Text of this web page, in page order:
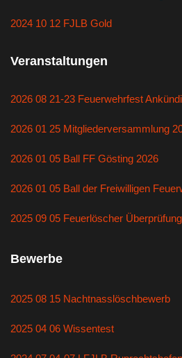
2024 10 12 FJLB Gold
Veranstaltungen
2026 08 21-23 Feuerwehrfest
2026 01 25 Mitgliederversammlung
2026 01 05 Ball FF Gösting 2026
2026 01 05 Ball der Freiwilligen
2025 09 05 Feuerlöscher
Bewerbe
2025 08 15 Nachtnasslöschbewerb
2025 04 06 Wissentest